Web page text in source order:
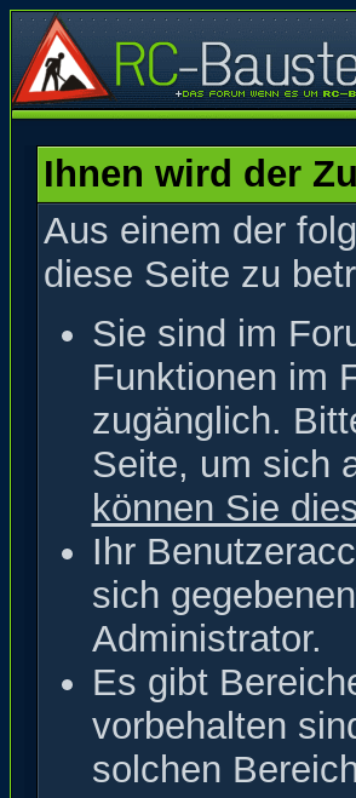
Ihnen wird der
Aus einem der
diese Seite zu
Sie sind im
Funktionen im
zugänglich.
Seite, um sich
können Sie
Ihr
sich
Administrator.
Es gibt
vorbehalten
solchen